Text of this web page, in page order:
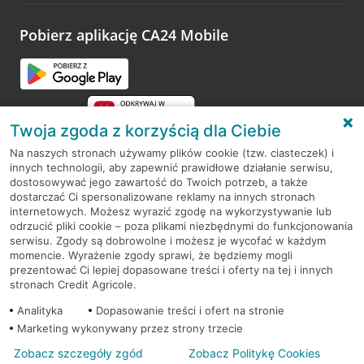
opinie.
Pobierz aplikację CA24 Mobile
RODO
Regulamin serwisu
Mapa serwisu
PolitykaCookies
© 2026 Credit Agricole Bank Polska S.A. Wszelkie prawa zastrzeżone
Twoja zgoda z korzyścią dla Ciebie
Na naszych stronach używamy plików cookie (tzw. ciasteczek) i
innych technologii, aby zapewnić prawidłowe działanie serwisu,
dostosowywać jego zawartość do Twoich potrzeb, a także
dostarczać Ci spersonalizowane reklamy na innych stronach
internetowych. Możesz wyrazić zgodę na wykorzystywanie lub
odrzucić pliki cookie – poza plikami niezbędnymi do funkcjonowania
serwisu. Zgody są dobrowolne i możesz je wycofać w każdym
momencie. Wyrażenie zgody sprawi, że będziemy mogli
prezentować Ci lepiej dopasowane treści i oferty na tej i innych
stronach Credit Agricole.
Analityka
Dopasowanie treści i ofert na stronie
Marketing wykonywany przez strony trzecie
Zobacz szczegóły zgód Zobacz Politykę Cookies